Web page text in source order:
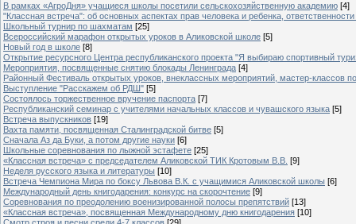
В рамках «АгроДня» учащиеся школы посетили сельскохозяйственную академию [4]
"Классная встреча": об основных аспектах прав человека и ребенка,
Школьный турнир по шахматам [25]
Всероссийский марафон открытых уроков в Аликовской школе [5]
Новый год в школе [8]
Открытие ресурсного Центра республиканского проекта "Я выбираю спортивный
Мероприятия, посвященные снятию блокады Ленинграда [4]
Районный Фестиваль открытых уроков, внеклассных мероприятий, мастер-классов
Выступление "Расскажем об РДШ" [5]
Состоялось торжественное вручение паспорта [7]
Республиканский семинар с учителями начальных классов и чувашского языка [5]
Встреча выпускников [19]
Вахта памяти, посвященная Сталинградской битве [5]
Сначала Аз да Буки, а потом другие науки [6]
Школьные соревнования по лыжной эстафете [25]
«Классная встреча» с председателем Аликовской ТИК Кротовым В.В. [9]
Неделя русского языка и литературы [10]
Встреча Чемпиона Мира по боксу Львова В.К. с учащимися Аликовской школы [6]
Международный день книгодарения: конкурс на скорочтение [9]
Cоревнования по преодолению военизированной полосы препятствий [13]
«Классная встреча», посвященная Международному дню книгодарения [10]